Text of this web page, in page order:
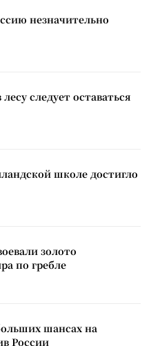
незначительно
следует оставаться
школе достигло
золото
по гребле
шансах на
России